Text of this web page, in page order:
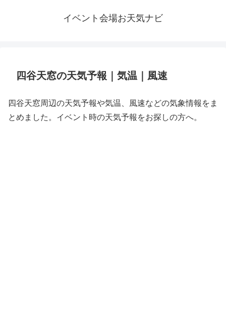
イベント会場お天気ナビ
四谷天窓の天気予報｜気温｜風速
四谷天窓周辺の天気予報や気温、風速などの気象情報をま
とめました。イベント時の天気予報をお探しの方へ。